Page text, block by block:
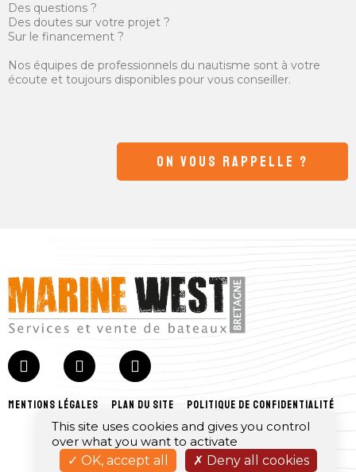
Des questions ?
Des doutes sur votre projet ?
Sur le financement ?
Nos équipes de professionnels du nautisme sont à votre
écoute et toujours disponibles pour vous conseiller.
ON VOUS RAPPELLE ?
mentions légales plan du site politique de confidentialité
This site uses cookies and gives you control
over what you want to activate
OK, accept all
Deny all cookies